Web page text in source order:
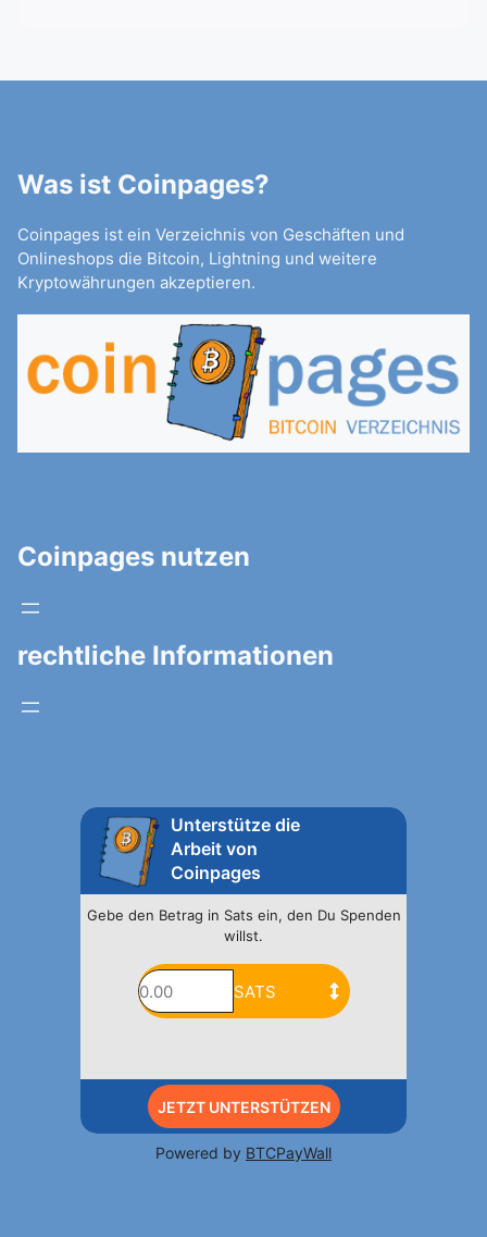
Was ist Coinpages?
Coinpages ist ein Verzeichnis von Geschäften und
Onlineshops die Bitcoin, Lightning und weitere
Kryptowährungen akzeptieren.
Coinpages nutzen
rechtliche Informationen
Unterstütze die
Arbeit von
Coinpages
Gebe den Betrag in Sats ein, den Du Spenden
willst.
JETZT UNTERSTÜTZEN
Powered by BTCPayWall